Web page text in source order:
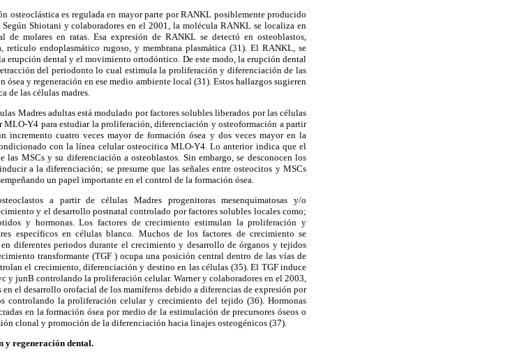
es regulada en mayor parte por RANKL posiblemente producido
Shiotani y colaboradores en el 2001, la molécula RANKL se localiza en
molares en ratas. Esa expresión de RANKL se detectó en osteoblastos,
endoplasmático rugoso, y membrana plasmática (31). El RANKL, se
erupción dental y el movimiento ortodóntico. De este modo, la erupción dental
del periodonto lo cual estimula la proliferación y diferenciación de las
y regeneración en ese medio ambiente local (31). Estos hallazgos sugieren
de las células madres.
Madres adultas está modulado por factores solubles liberados por las células
Y4 para estudiar la proliferación, diferenciación y osteoformación a partir
incremento cuatro veces mayor de formación ósea y dos veces mayor en la
con la línea celular osteocitica MLO-Y4. Lo anterior indica que el
MSCs y su diferenciación a osteoblastos. Sin embargo, se desconocen los
a la diferenciación; se presume que las señales entre osteocitos y MSCs
un papel importante en el control de la formación ósea.
a partir de células Madres progenitoras mesenquimatosas y/o
y el desarrollo postnatal controlado por factores solubles locales como;
y hormonas. Los factores de crecimiento estimulan la proliferación y
específicos en células blanco. Muchos de los factores de crecimiento se
diferentes periodos durante el crecimiento y desarrollo de órganos y tejidos
transformante (TGF ) ocupa una posición central dentro de las vías de
el crecimiento, diferenciación y destino en las células (35). El TGF induce
y junB controlando la proliferación celular. Warner y colaboradores en el 2003,
el desarrollo orofacial de los mamíferos debido a diferencias de expresión por
controlando la proliferación celular y crecimiento del tejido (36). Hormonas
en la formación ósea por medio de la estimulación de precursores óseos o
clonal y promoción de la diferenciación hacia linajes osteogénicos (37).
y regeneración dental.